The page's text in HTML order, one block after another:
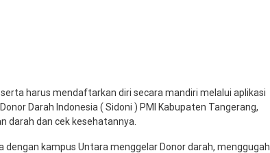
harus mendaftarkan diri secara mandiri melalui aplikasi
Darah Indonesia ( Sidoni ) PMI Kabupaten Tangerang,
darah dan cek kesehatannya.
dengan kampus Untara menggelar Donor darah, menggugah